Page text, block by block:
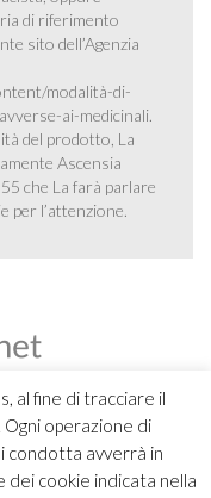
al fine di tracciare il
operazione di
avverrà in
dei cookie indicata nella
di riferimento
sito dell’Agenzia
modalità-di-
ai-medicinali.
del prodotto, La
Ascensia
che La farà parlare
per l’attenzione.